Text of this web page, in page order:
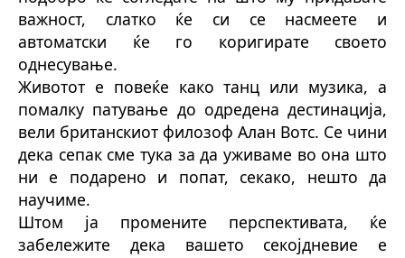
важност, слатко ќе си се насмеете и
автоматски ќе го коригирате своето
однесување.
Животот е повеќе како танц или музика, а
помалку патување до одредена дестинација,
вели британскиот филозоф Алан Вотс. Се чини
дека сепак сме тука за да уживаме во она што
ни е подарено и попат, секако, нешто да
научиме.
Штом ја промените перспективата, ќе
забележите дека вашето секојдневие е